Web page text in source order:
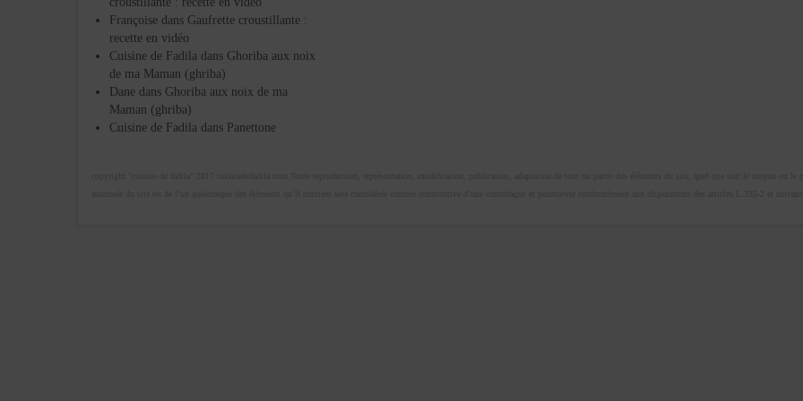
Françoise dans Gaufrette croustillante :
recette en vidéo
Cuisine de Fadila dans Ghoriba aux noix
de ma Maman (ghriba)
Dane dans Ghoriba aux noix de ma
Maman (ghriba)
Cuisine de Fadila dans Panettone